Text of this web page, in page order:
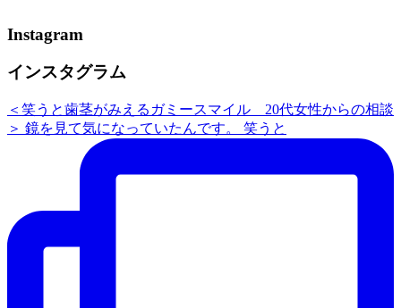
Instagram
インスタグラム
＜笑うと歯茎がみえるガミースマイル 20代女性からの相談
＞ 鏡を見て気になっていたんです。 笑うと